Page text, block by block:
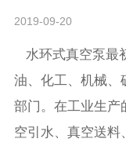
2019-09-20
水环式真空泵最
油、化工、机械、
部门。在工业生产
空引水、真空送料